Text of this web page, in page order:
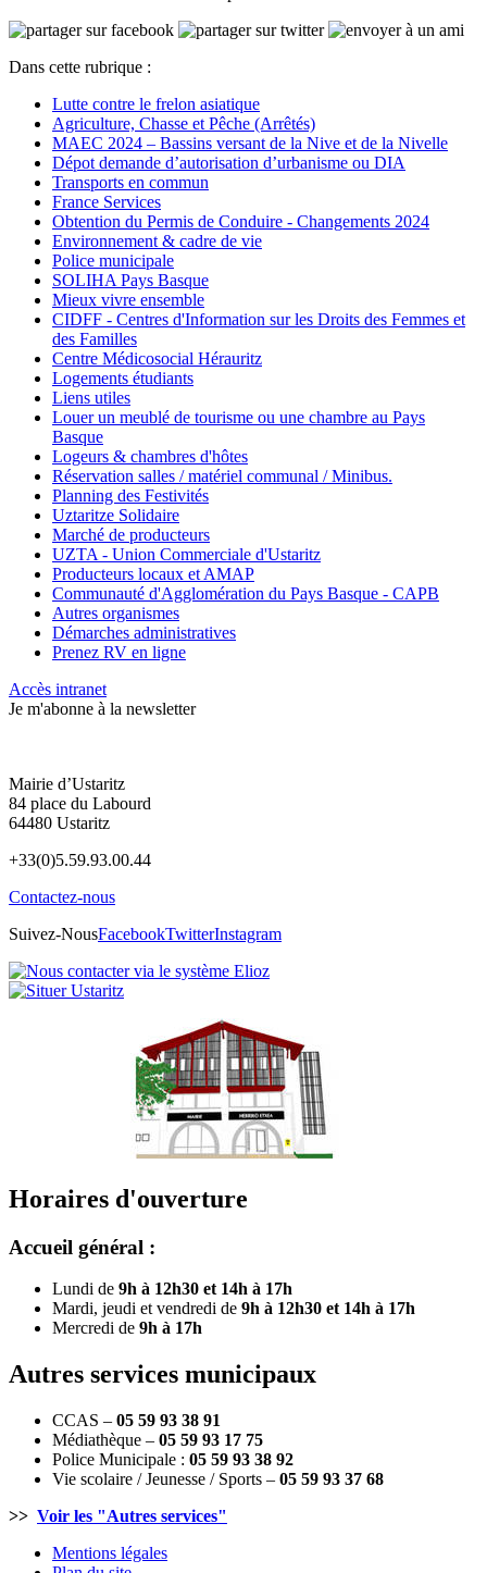
Dans cette rubrique :
Lutte contre le frelon asiatique
Agriculture, Chasse et Pêche (Arrêtés)
MAEC 2024 – Bassins versant de la Nive et de la Nivelle
Dépot demande d’autorisation d’urbanisme ou DIA
Transports en commun
France Services
Obtention du Permis de Conduire - Changements 2024
Environnement & cadre de vie
Police municipale
SOLIHA Pays Basque
Mieux vivre ensemble
CIDFF - Centres d'Information sur les Droits des Femmes et
des Familles
Centre Médicosocial Hérauritz
Logements étudiants
Liens utiles
Louer un meublé de tourisme ou une chambre au Pays
Basque
Logeurs & chambres d'hôtes
Réservation salles / matériel communal / Minibus.
Planning des Festivités
Uztaritze Solidaire
Marché de producteurs
UZTA - Union Commerciale d'Ustaritz
Producteurs locaux et AMAP
Communauté d'Agglomération du Pays Basque - CAPB
Autres organismes
Démarches administratives
Prenez RV en ligne
Accès intranet
Je m'abonne à la newsletter
Mairie d’Ustaritz
84 place du Labourd
64480 Ustaritz
+33(0)5.59.93.00.44
Contactez-nous
Suivez-NousFacebookTwitterInstagram
Horaires d'ouverture
Accueil général :
Lundi de 9h à 12h30 et 14h à 17h
Mardi, jeudi et vendredi de 9h à 12h30 et 14h à 17h
Mercredi de 9h à 17h
Autres services municipaux
CCAS – 05 59 93 38 91
Médiathèque – 05 59 93 17 75
Police Municipale : 05 59 93 38 92
Vie scolaire / Jeunesse / Sports – 05 59 93 37 68
>> Voir les "Autres services"
Mentions légales